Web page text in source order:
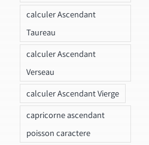
calculer Ascendant
Taureau
calculer Ascendant
Verseau
calculer Ascendant Vierge
capricorne ascendant
poisson caractere